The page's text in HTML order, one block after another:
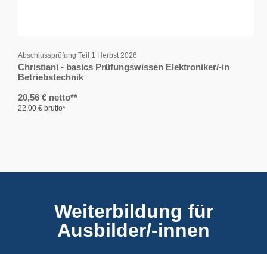
Abschlussprüfung Teil 1 Herbst 2026
Christiani - basics Prüfungswissen Elektroniker/-in
Betriebstechnik
20,56 € netto**
22,00 € brutto*
Weiterbildung für
Ausbilder/-innen